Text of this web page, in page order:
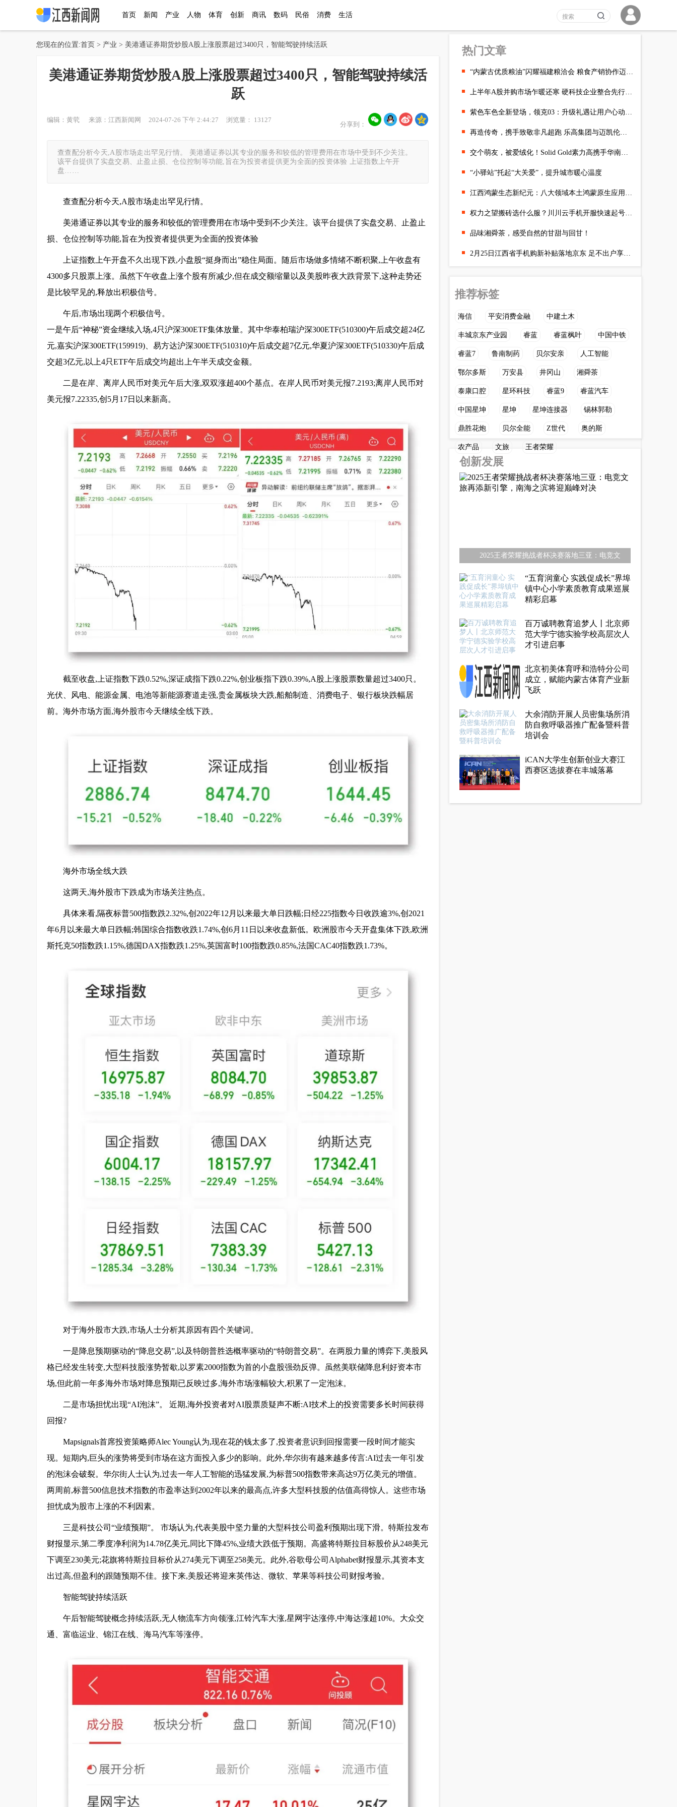
首页 新闻 产业 人物 体育 创新 商讯 数码 民俗 消费 生活
您现在的位置:首页 > 产业 > 美港通证券期货炒股A股上涨股票超过3400只，智能驾驶持续活跃
美港通证券期货炒股A股上涨股票超过3400只，智能驾驶持续活
跃
编辑：黄茕 来源：江西新闻网 2024-07-26 下午 2:44:27 浏览量： 13127
分享到：
查查配分析今天,A股市场走出罕见行情。 美港通证券以其专业的服务和较低的管理费用在市场中受到不少关注。
该平台提供了实盘交易、止盈止损、仓位控制等功能,旨在为投资者提供更为全面的投资体验 上证指数上午开
盘……
查查配分析今天,A股市场走出罕见行情。
美港通证券以其专业的服务和较低的管理费用在市场中受到不少关注。该平台提供了实盘交易、止盈止
损、仓位控制等功能,旨在为投资者提供更为全面的投资体验
上证指数上午开盘不久出现下跌,小盘股“挺身而出”稳住局面。随后市场做多情绪不断积聚,上午收盘有
4300多只股票上涨。虽然下午收盘上涨个股有所减少,但在成交额缩量以及美股昨夜大跌背景下,这种走势还
是比较罕见的,释放出积极信号。
午后,市场出现两个积极信号。
一是午后“神秘”资金继续入场,4只沪深300ETF集体放量。其中华泰柏瑞沪深300ETF(510300)午后成交超24亿
元,嘉实沪深300ETF(159919)、易方达沪深300ETF(510310)午后成交超7亿元,华夏沪深300ETF(510330)午后成
交超3亿元,以上4只ETF午后成交均超出上午半天成交金额。
二是在岸、离岸人民币对美元午后大涨,双双涨超400个基点。在岸人民币对美元报7.2193;离岸人民币对
美元报7.22335,创5月17日以来新高。
截至收盘,上证指数下跌0.52%,深证成指下跌0.22%,创业板指下跌0.39%,A股上涨股票数量超过3400只。
光伏、风电、能源金属、电池等新能源赛道走强,贵金属板块大跌,船舶制造、消费电子、银行板块跌幅居
前。海外市场方面,海外股市今天继续全线下跌。
海外市场全线大跌
这两天,海外股市下跌成为市场关注热点。
具体来看,隔夜标普500指数跌2.32%,创2022年12月以来最大单日跌幅;日经225指数今日收跌逾3%,创2021
年6月以来最大单日跌幅;韩国综合指数收跌1.74%,创6月11日以来收盘新低。欧洲股市今天开盘集体下跌,欧洲
斯托克50指数跌1.15%,德国DAX指数跌1.25%,英国富时100指数跌0.85%,法国CAC40指数跌1.73%。
对于海外股市大跌,市场人士分析其原因有四个关键词。
一是降息预期驱动的“降息交易”,以及特朗普胜选概率驱动的“特朗普交易”。在两股力量的博弈下,美股风
格已经发生转变,大型科技股涨势暂歇,以罗素2000指数为首的小盘股强劲反弹。虽然美联储降息利好资本市
场,但此前一年多海外市场对降息预期已反映过多,海外市场涨幅较大,积累了一定泡沫。
二是市场担忧出现“AI泡沫”。 近期,海外投资者对AI股票质疑声不断:AI技术上的投资需要多长时间获得
回报?
Mapsignals首席投资策略师Alec Young认为,现在花的钱太多了,投资者意识到回报需要一段时间才能实
现。短期内,巨头的涨势将受到市场在这方面投入多少的影响。此外,华尔街有越来越多传言:AI过去一年引发
的泡沫会破裂。华尔街人士认为,过去一年人工智能的迅猛发展,为标普500指数带来高达9万亿美元的增值。
两周前,标普500信息技术指数的市盈率达到2002年以来的最高点,许多大型科技股的估值高得惊人。这些市场
担忧成为股市上涨的不利因素。
三是科技公司“业绩预期”。 市场认为,代表美股中坚力量的大型科技公司盈利预期出现下滑。特斯拉发布
财报显示,第二季度净利润为14.78亿美元,同比下降45%,业绩大跌低于预期。高盛将特斯拉目标股价从248美元
下调至230美元;花旗将特斯拉目标价从274美元下调至258美元。此外,谷歌母公司Alphabet财报显示,其资本支
出过高,但盈利的跟随预期不佳。接下来,美股还将迎来英伟达、微软、苹果等科技公司财报考验。
智能驾驶持续活跃
午后智能驾驶概念持续活跃,无人物流车方向领涨,江铃汽车大涨,星网宇达涨停,中海达涨超10%。大众交
通、富临运业、锦江在线、海马汽车等涨停。
热门文章
“内蒙古优质粮油”闪耀福建粮洽会 粮食产销协作迈出坚实步伐
上半年A股并购市场乍暖还寒 硬科技企业整合先行一步
紫色车色全新登场，领克03：升级礼遇让用户心动不已
再造传奇，携手致敬非凡超跑 乐高集团与迈凯伦联袂推出乐高®机械
交个萌友，被爱绒化！Solid Gold素力高携手华南农业大学举办校园
“小驿站”托起“大关爱”，提升城市暖心温度
江西鸿蒙生态新纪元：八大领域本土鸿蒙原生应用上架，共赴智慧未
权力之望搬砖选什么服？川川云手机开服快速起号攻略
品味湘舜茶，感受自然的甘甜与回甘！
2月25日江西省手机购新补贴落地京东 足不出户享国补购手机立省50
推荐标签
海信 平安消费金融 中建土木
丰城京东产业园 睿蓝 睿蓝枫叶 中国中铁
睿蓝7 鲁南制药 贝尔安亲 人工智能
鄂尔多斯 万安县 井冈山 湘舜茶
泰康口腔 星环科技 睿蓝9 睿蓝汽车
中国星坤 星坤 星坤连接器 锡林郭勒
鼎胜花炮 贝尔全能 Z世代 奥的斯
农产品 文旅 王者荣耀
创新发展
2025王者荣耀挑战者杯决赛落地三亚：电竞文
“五育润童心 实践促成长”界埠
镇中心小学素质教育成果巡展
精彩启幕
百万诚聘教育追梦人丨北京师
范大学宁德实验学校高层次人
才引进启事
北京初美体育呼和浩特分公司
成立，赋能内蒙古体育产业新
飞跃
大余消防开展人员密集场所消
防自救呼吸器推广配备暨科普
培训会
iCAN大学生创新创业大赛江
西赛区选拔赛在丰城落幕